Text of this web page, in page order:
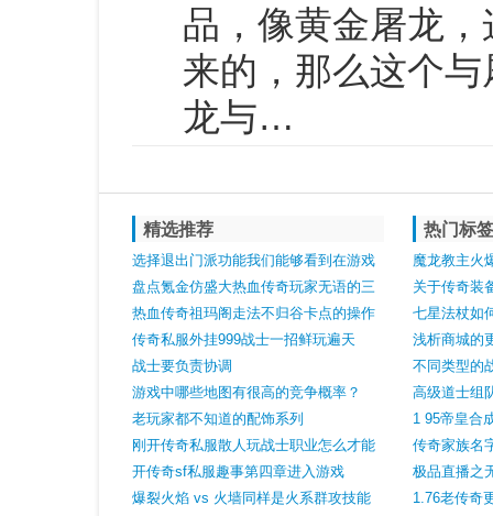
品，像黄金屠龙
来的，那么这个
龙与…
精选推荐
选择退出门派功能我们能够看到在游戏
改版之后更注重自由
盘点氪金仿盛大热血传奇玩家无语的三
件事最后一件令人崩溃
热血传奇祖玛阁走法不归谷卡点的操作
方案
传奇私服外挂999战士一招鲜玩遍天
战士要负责协调
游戏中哪些地图有很高的竞争概率？
老玩家都不知道的配饰系列
刚开传奇私服散人玩战士职业怎么才能
失掉合格发育
开传奇sf私服趣事第四章进入游戏
爆裂火焰 vs 火墙同样是火系群攻技能
热门标
魔龙教主火
关于传奇装
七星法杖如
浅析商城的
影响
不同类型的
服时的一些
高级道士组
析
1 95帝皇合
传奇家族名
（四）
极品直播之
抗 学会挣扎
1.76老传奇